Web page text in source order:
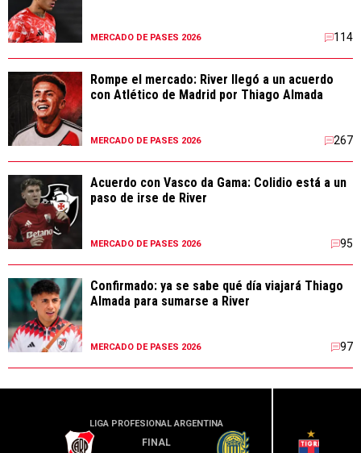
MERCADO DE PASES 2026 114
Rompe el mercado: River llegó a un acuerdo
con Atlético de Madrid por Thiago Almada
MERCADO DE PASES 2026 267
Acuerdo con Vasco da Gama: Colidio está a un
paso de irse de River
MERCADO DE PASES 2026 95
Confirmado: ya se sabe qué día viajará Thiago
Almada para sumarse a River
MERCADO DE PASES 2026 97
LIGA PROFESIONAL ARGENTINA
FINAL